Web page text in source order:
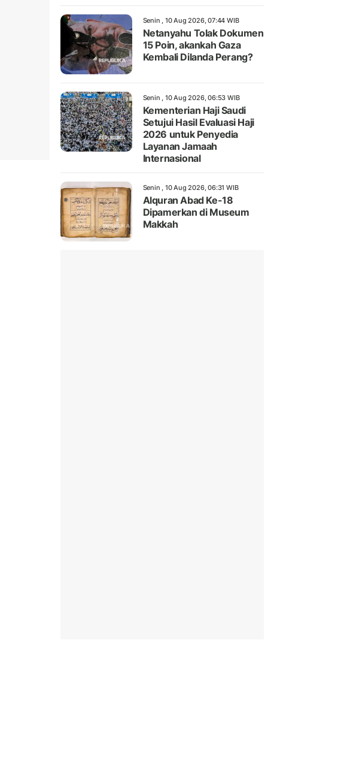
Senin , 10 Aug 2026, 07:44 WIB
Netanyahu Tolak Dokumen
15 Poin, akankah Gaza
Kembali Dilanda Perang?
Senin , 10 Aug 2026, 06:53 WIB
Kementerian Haji Saudi
Setujui Hasil Evaluasi Haji
2026 untuk Penyedia
Layanan Jamaah
Internasional
Senin , 10 Aug 2026, 06:31 WIB
Alquran Abad Ke-18
Dipamerkan di Museum
Makkah